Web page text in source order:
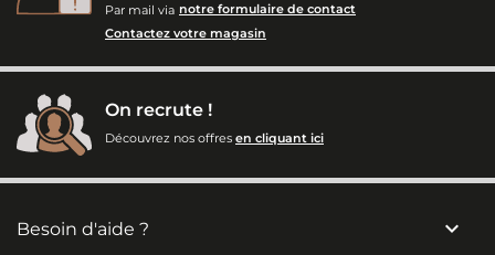
Par mail via notre formulaire de contact
Contactez votre magasin
On recrute !
Découvrez nos offres en cliquant ici
Besoin d'aide ? 